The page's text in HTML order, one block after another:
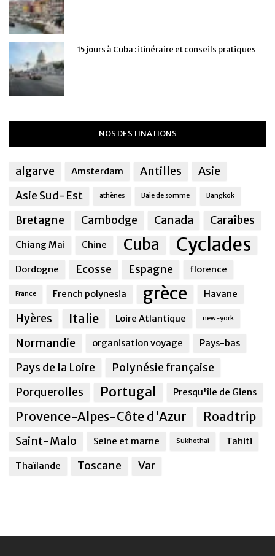
15 jours à Cuba : itinéraire et conseils pratiques
NOS DESTINATIONS
algarve Amsterdam Antilles
Asie
Asie Sud-Est
athènes Baie de somme Bangkok
Bretagne Cambodge Canada Caraîbes
Chiang Mai Chine Cuba Cyclades
Dordogne Ecosse Espagne florence
France French polynesia grèce Havane
Hyères Italie Loire Atlantique new-york
Normandie organisation voyage Pays-bas
Pays de la Loire
Polynésie française
Porquerolles
Portugal Presqu'île de Giens
Provence-Alpes-Côte d'Azur Roadtrip
Saint-Malo Seine et marne Sukhothai Tahiti
Thaïlande Toscane Var